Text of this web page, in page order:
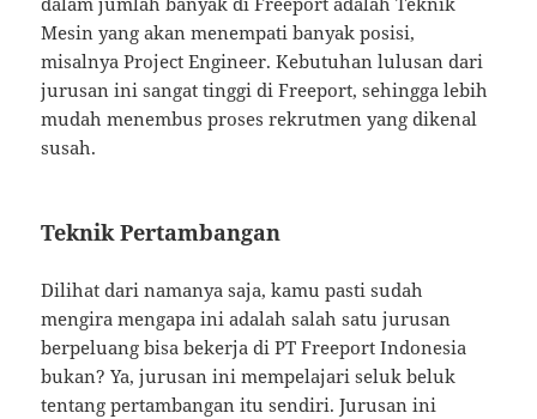
Mesin yang akan menempati banyak posisi,
misalnya Project Engineer. Kebutuhan lulusan dari
jurusan ini sangat tinggi di Freeport, sehingga lebih
mudah menembus proses rekrutmen yang dikenal
susah.
Teknik Pertambangan
Dilihat dari namanya saja, kamu pasti sudah
mengira mengapa ini adalah salah satu jurusan
berpeluang bisa bekerja di PT Freeport Indonesia
bukan? Ya, jurusan ini mempelajari seluk beluk
tentang pertambangan itu sendiri. Jurusan ini